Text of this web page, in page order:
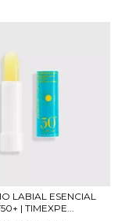
LABIAL ESENCIAL
| TIMEXPE...